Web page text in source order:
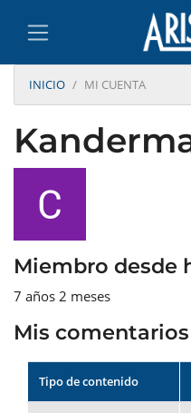
INICIO MI CUENTA
Miembro desde
7 años 2 meses
Mis comentarios
Tipo de contenido